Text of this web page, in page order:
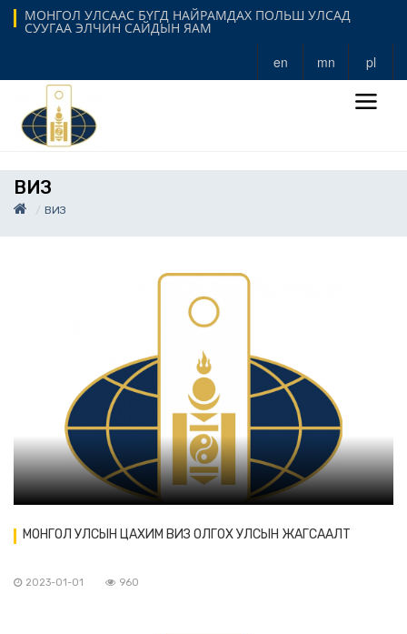
МОНГОЛ УЛСААС БҮГД НАЙРАМДАХ ПОЛЬШ УЛСАД
СУУГАА ЭЛЧИН САЙДЫН ЯАМ
en mn pl
ВИЗ
ВИЗ
МОНГОЛ УЛСЫН ЦАХИМ ВИЗ ОЛГОХ УЛСЫН ЖАГСААЛТ
2023-01-01 960